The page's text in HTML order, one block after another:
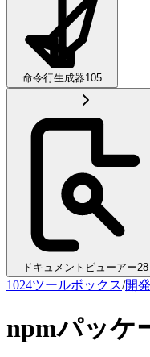
命令行生成器105
ドキュメントビューアー28
1024ツールボックス/開発
npmパッケ